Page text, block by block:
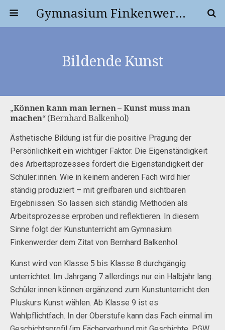
Gymnasium Finkenwerder
Bildende Kunst
„Können kann man lernen – Kunst muss man
machen“ (Bernhard Balkenhol)
Ästhetische Bildung ist für die positive Prägung der
Persönlichkeit ein wichtiger Faktor. Die Eigenständigkeit
des Arbeitsprozesses fördert die Eigenständigkeit der
Schüler:innen. Wie in keinem anderen Fach wird hier
ständig produziert – mit greifbaren und sichtbaren
Ergebnissen. So lassen sich ständig Methoden als
Arbeitsprozesse erproben und reflektieren. In diesem
Sinne folgt der Kunstunterricht am Gymnasium
Finkenwerder dem Zitat von Bernhard Balkenhol.
Kunst wird von Klasse 5 bis Klasse 8 durchgängig
unterrichtet. Im Jahrgang 7 allerdings nur ein Halbjahr lang.
Schüler:innen können ergänzend zum Kunstunterricht den
Pluskurs Kunst wählen. Ab Klasse 9 ist es
Wahlpflichtfach. In der Oberstufe kann das Fach einmal im